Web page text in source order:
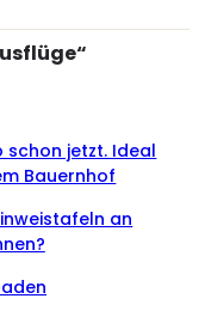
schon jetzt. Ideal
Bauernhof
an